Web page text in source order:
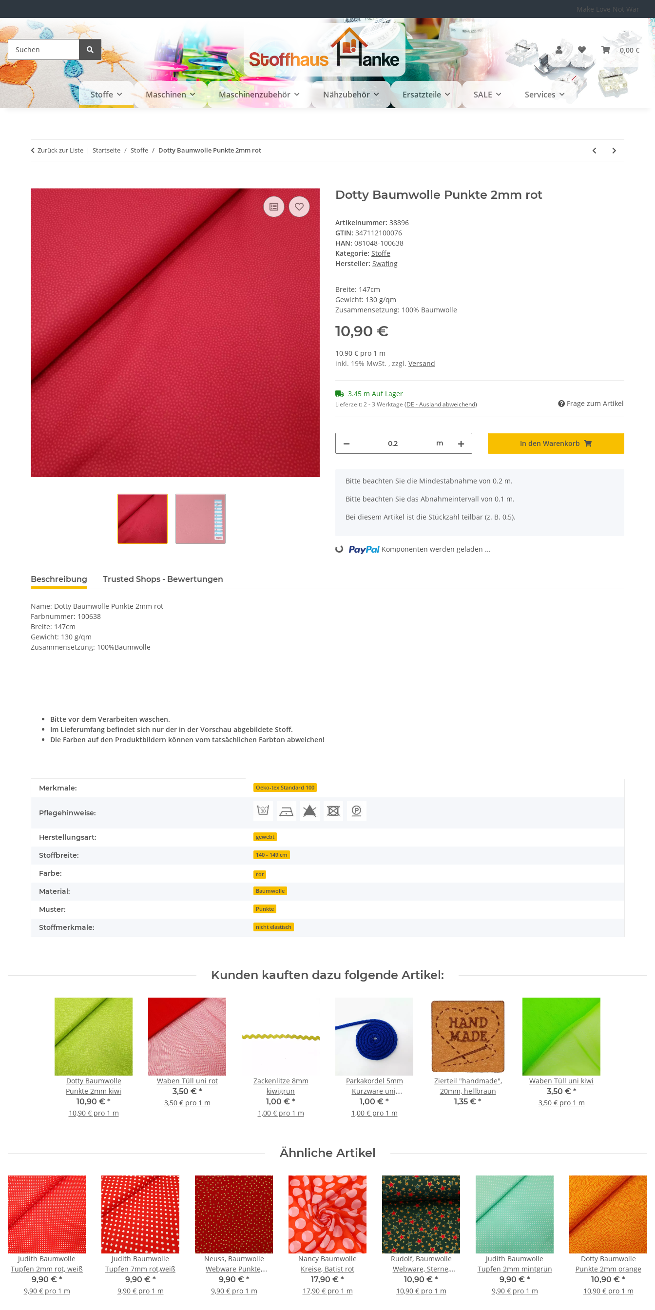
Make Love Not War
0,00 €
Stoffe Maschinen Maschinenzubehör Nähzubehör Ersatzteile SALE Services
Zurück zur Liste Startseite Stoffe Dotty Baumwolle Punkte 2mm rot
Dotty Baumwolle Punkte 2mm rot
Artikelnummer: 38896
GTIN: 347112100076
HAN: 081048-100638
Kategorie: Stoffe
Hersteller: Swafing
Breite: 147cm
Gewicht: 130 g/qm
Zusammensetzung: 100% Baumwolle
10,90 €
10,90 € pro 1 m
inkl. 19% MwSt. , zzgl. Versand
3.45 m Auf Lager
Lieferzeit:2 - 3 Werktage (DE - Ausland abweichend) Frage zum Artikel
m In den Warenkorb
x
Bitte beachten Sie die Mindestabnahme von 0.2 m.
Bitte beachten Sie das Abnahmeintervall von 0.1 m.
Bei diesem Artikel ist die Stückzahl teilbar (z. B. 0,5).
Loading... Komponenten werden geladen ...
Beschreibung Trusted Shops - Bewertungen
Name: Dotty Baumwolle Punkte 2mm rot
Farbnummer: 100638
Breite: 147cm
Gewicht: 130 g/qm
Zusammensetzung: 100%Baumwolle
Bitte vor dem Verarbeiten waschen.
Im Lieferumfang befindet sich nur der in der Vorschau abgebildete Stoff.
Die Farben auf den Produktbildern können vom tatsächlichen Farbton abweichen!
Produkteigenschaft
Wert
Merkmale: Oeko-tex Standard 100
Pflegehinweise:
Herstellungsart: gewebt
Stoffbreite: 140 - 149 cm
Farbe: rot
Material: Baumwolle
Muster: Punkte
Stoffmerkmale: nicht elastisch
Kunden kauften dazu folgende Artikel:
Dotty Baumwolle
Punkte 2mm kiwi
10,90 € *
10,90 € pro 1 m
Waben Tüll uni rot
3,50 € *
3,50 € pro 1 m
Zackenlitze 8mm
kiwigrün
1,00 € *
1,00 € pro 1 m
Parkakordel 5mm
Kurzware uni,
geflochten royalblau
1,00 € *
1,00 € pro 1 m
Zierteil "handmade",
20mm, hellbraun
1,35 € *
Waben Tüll uni kiwi
3,50 € *
3,50 € pro 1 m
Ähnliche Artikel
Judith Baumwolle
Tupfen 2mm rot, weiß
9,90 € *
9,90 € pro 1 m
Judith Baumwolle
Tupfen 7mm rot,weiß
9,90 € *
9,90 € pro 1 m
Neuss, Baumwolle
Webware Punkte,
gold/rot
9,90 € *
9,90 € pro 1 m
Nancy Baumwolle
Kreise, Batist rot
17,90 € *
17,90 € pro 1 m
Rudolf, Baumwolle
Webware, Sterne,
gold/dunkelgrün
10,90 € *
10,90 € pro 1 m
Judith Baumwolle
Tupfen 2mm mintgrün
9,90 € *
9,90 € pro 1 m
Dotty Baumwolle
Punkte 2mm orange
10,90 € *
10,90 € pro 1 m